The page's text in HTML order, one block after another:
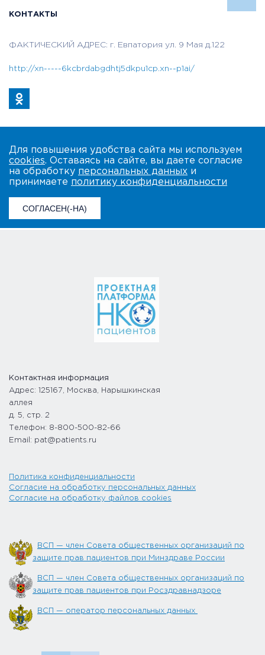
КОНТАКТЫ
ФАКТИЧЕСКИЙ АДРЕС: г. Евпатория ул. 9 Мая д.122
http://xn-----6kcbrdabgdhtj5dkpu1cp.xn--p1ai/
Для повышения удобства сайта мы используем
cookies. Оставаясь на сайте, вы даете согласие
на обработку персональных данных и
принимаете политику конфиденциальности
СОГЛАСЕН(-НА)
Контактная информация
Адрес: 125167, Москва, Нарышкинская
аллея
д. 5, стр. 2
Телефон: 8-800-500-82-66
Email: pat@patients.ru
Политика конфиденциальности
Согласие на обработку персональных данных
Согласие на обработку файлов cookies
ВСП — член Совета общественных организаций по
защите прав пациентов при Минздраве России
ВСП — член Совета общественных организаций по
защите прав пациентов при Росздравнадзоре
ВСП — оператор персональных данных